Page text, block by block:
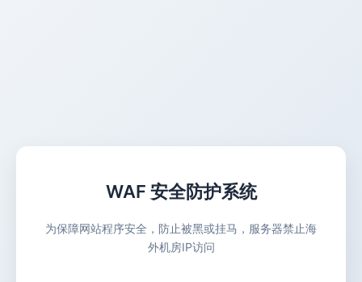
WAF 安全防护系统
为保障网站程序安全，防止被黑或挂马，服务器禁止海
外机房IP访问